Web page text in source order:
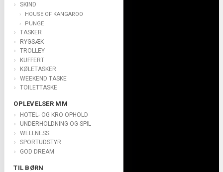
SKIND
HOUSE OF KANGAROO
PUNGE
TASKER
RYGSÆK
TROLLEY
KUFFERT
KØLETASKER
WEEKEND TASKE
TOILETTASKE
OPLEVELSER MM
HOTEL- OG KRO OPHOLD
UNDERHOLDNING OG SPIL
WELLNESS
SPORTUDSTYR
GOD DREAM
TIL BØRN